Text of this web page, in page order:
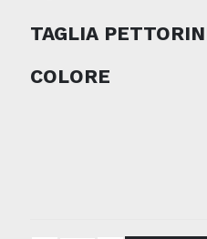
TAGLIA
COLORE